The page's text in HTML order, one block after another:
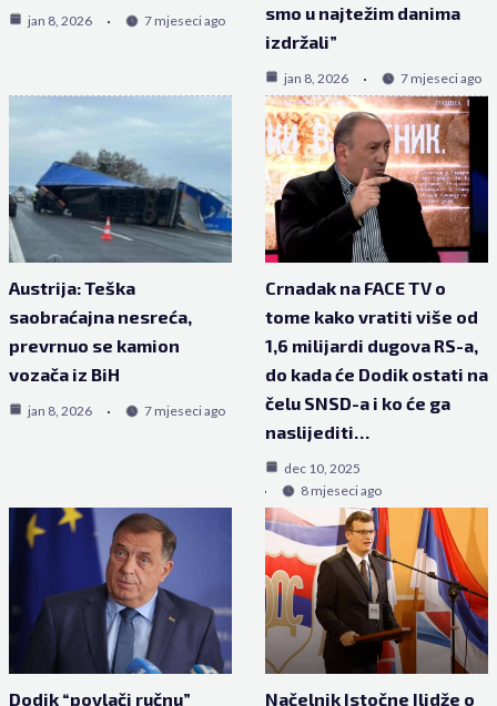
jan 8, 2026 7 mjeseci ago
smo u najtežim danima
izdržali”
jan 8, 2026 7 mjeseci ago
Austrija: Teška
saobraćajna nesreća,
prevrnuo se kamion
vozača iz BiH
jan 8, 2026 7 mjeseci ago
Crnadak na FACE TV o
tome kako vratiti više od
1,6 milijardi dugova RS-a,
do kada će Dodik ostati na
čelu SNSD-a i ko će ga
naslijediti…
dec 10, 2025
8 mjeseci ago
Dodik “povlači ručnu”
Načelnik Istočne Ilidže o